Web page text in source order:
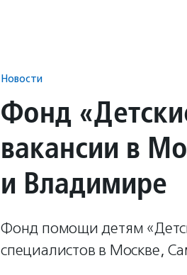
Новости
Фонд
вакансии в
и Владимире
Фонд помощи детям
специалистов в Москве,